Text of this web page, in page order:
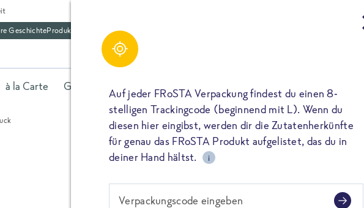
GeschichteProduktfriedhof
à la Carte Gerichte Fisch Gemüse Kräuter Beliebte Boxen
CO2e-Fußabdruck
Auf jeder FRoSTA Verpackung findest du einen 8-
stelligen Trackingcode (beginnend mit L). Wenn du
diesen hier eingibst, werden dir die Zutatenherkünfte
für genau das FRoSTA Produkt aufgelistet, das du in
deiner Hand hältst.
i
Verpackungscode eingeben